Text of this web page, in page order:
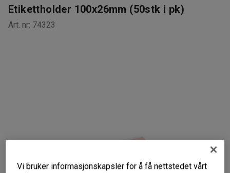
Etikettholder 100x26mm (50stk i pk)
Art. nr: 74323
Vi bruker informasjonskapsler for å få nettstedet vårt